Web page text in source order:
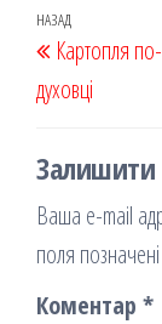
k on
Навігація
записів
Попередній
запис
НАЗАД
Картопля
духовці
Залишити
Ваша e-mail
поля позначені
Коментар *